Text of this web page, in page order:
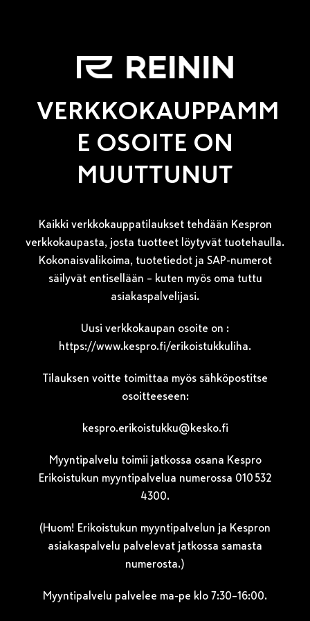
VERKKOKAUPPAMM
E OSOITE ON
MUUTTUNUT
Kaikki verkkokauppatilaukset tehdään Kespron
verkkokaupasta, josta tuotteet löytyvät tuotehaulla.
Kokonaisvalikoima, tuotetiedot ja SAP-numerot
säilyvät entisellään – kuten myös oma tuttu
asiakaspalvelijasi.
Uusi verkkokaupan osoite on :
https://www.kespro.fi/erikoistukkuliha.
Tilauksen voitte toimittaa myös sähköpostitse
osoitteeseen:
kespro.erikoistukku@kesko.fi
Myyntipalvelu toimii jatkossa osana Kespro
Erikoistukun myyntipalvelua numerossa 010 532
4300.
(Huom! Erikoistukun myyntipalvelun ja Kespron
asiakaspalvelu palvelevat jatkossa samasta
numerosta.)
Myyntipalvelu palvelee ma-pe klo 7:30–16:00.